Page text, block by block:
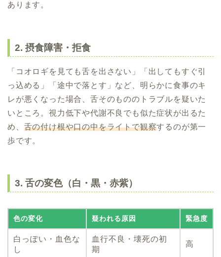
あります。
2. 摂食障害・拒食
「コオロギを見ても舌を出さない」「出してもすぐ引
っ込める」「途中で落とす」など、明らかに食事のキ
レが悪くなった場合、舌そのもののトラブルを疑いた
いところ。視力低下や代謝不良でも似た症状が出るた
め、 舌の付け根や口の中をライトで観察するのが第一
歩です。
3. 舌の変色（白・黒・赤紫）
色の変化 疑われる原因 緊急度
白っぽい・血色な
し
血行不良・壊死の初
期
高